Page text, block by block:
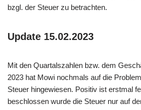
bzgl. der Steuer zu betrachten.
Update 15.02.2023
Mit den Quartalszahlen bzw. dem
2023 hat Mowi nochmals auf die
Steuer hingewiesen. Positiv ist erstmal
beschlossen wurde die Steuer nur auf